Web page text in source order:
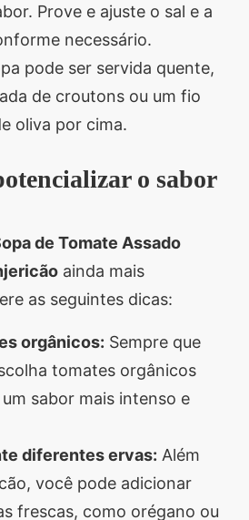
Prove e ajuste o sal e a
necessário.
pode ser servida quente,
de croutons ou um fio
oliva por cima.
o sabor
de Tomate Assado
ainda mais
as seguintes dicas:
orgânicos: Sempre que
tomates orgânicos
sabor mais intenso e
diferentes ervas: Além
você pode adicionar
frescas, como orégano ou